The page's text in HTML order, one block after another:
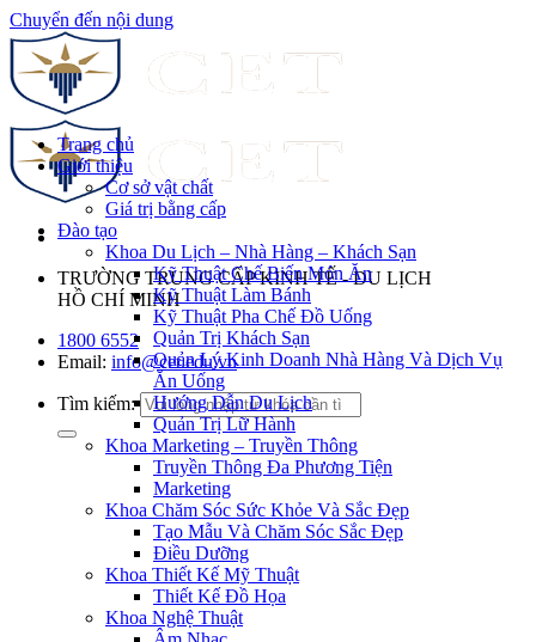
Chuyển đến nội dung
TRƯỜNG TRUNG CẤP KINH TẾ - DU LỊCH
HỒ CHÍ MINH
1800 6552
Email: info@cet.edu.vn
Tìm kiếm:
Trang chủ
Giới thiệu
Cơ sở vật chất
Giá trị bằng cấp
Đào tạo
Khoa Du Lịch – Nhà Hàng – Khách Sạn
Kỹ Thuật Chế Biến Món Ăn
Kỹ Thuật Làm Bánh
Kỹ Thuật Pha Chế Đồ Uống
Quản Trị Khách Sạn
Quản Lý Kinh Doanh Nhà Hàng Và Dịch Vụ
Ăn Uống
Hướng Dẫn Du Lịch
Quản Trị Lữ Hành
Khoa Marketing – Truyền Thông
Truyền Thông Đa Phương Tiện
Marketing
Khoa Chăm Sóc Sức Khỏe Và Sắc Đẹp
Tạo Mẫu Và Chăm Sóc Sắc Đẹp
Điều Dưỡng
Khoa Thiết Kế Mỹ Thuật
Thiết Kế Đồ Họa
Khoa Nghệ Thuật